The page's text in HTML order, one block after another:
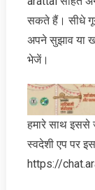
सकते हैं। सीधे
अपने सुझाव या
भेजें।
हमारे साथ इससे
स्‍वदेशी एप पर
https://